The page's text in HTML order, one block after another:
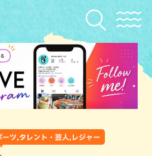
ツ,タレント・芸人,レジャー